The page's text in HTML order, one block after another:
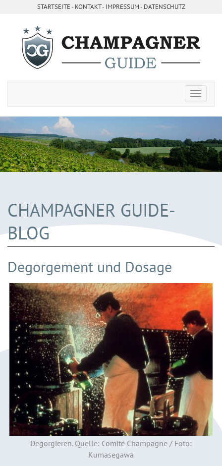
STARTSEITE- ­ KONTAKT- ­ IMPRESSUM- DATENSCHUTZ
CHAMPAGNER GUIDE-
BLOG
Degorgement und Dosage
Degorgieren. Quelle: Comité Champagne / Foto:
Kumasegawa